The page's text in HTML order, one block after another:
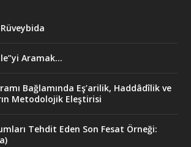
Rüveybida
Aramak…
Bağlamında Eş’arilik, Haddâdîlik ve
Metodolojik Eleştirisi
Tehdit Eden Son Fesat Örneği: